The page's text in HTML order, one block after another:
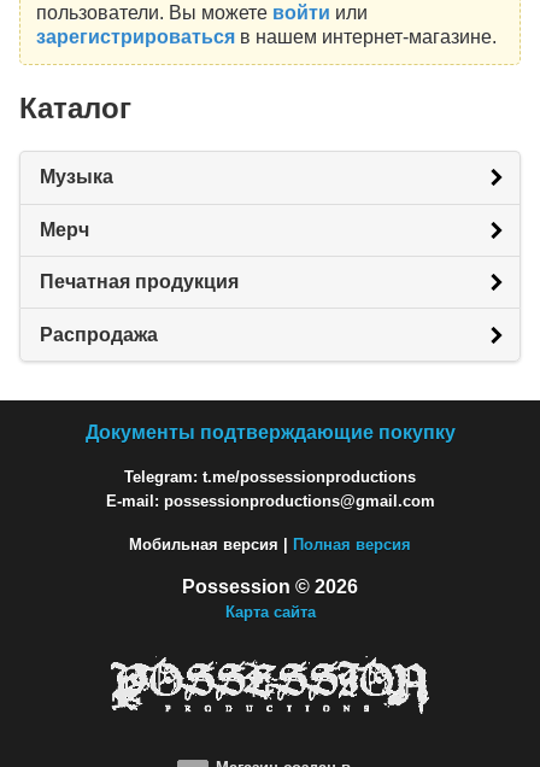
пользователи. Вы можете войти или
зарегистрироватьсяв нашем интернет-магазине.
Каталог
Музыка
Мерч
Печатная продукция
Распродажа
Документы подтверждающие покупку
Telegram: t.me/possessionproductions
E-mail: possessionproductions@gmail.com
Мобильная версия | Полная версия
Possession © 2026
Карта сайта